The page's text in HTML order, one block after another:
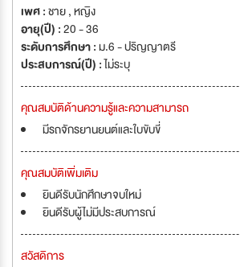
เพศ :ชาย , หญิง
อายุ(ปี) :20 - 36
ระดับการศึกษา :ม.6 - ปริญญาตรี
ประสบการณ์(ปี) :ไม่ระบุ
คุณสมบัติด้านความรู้และความสามารถ
มีรถจักรยานยนต์และใบขับขี่
คุณสมบัติเพิ่มเติม
ยินดีรับนักศึกษาจบใหม่
ยินดีรับผู้ไม่มีประสบการณ์
สวัสดิการ